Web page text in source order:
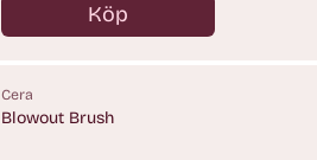
Köp
Antal
Cera
Blowout Brush